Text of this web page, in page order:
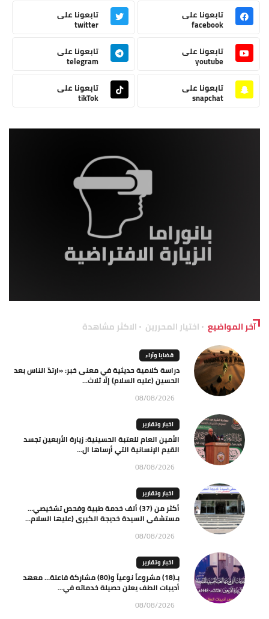
تابعونا على
facebook
تابعونا على
twitter
تابعونا على
youtube
تابعونا على
telegram
تابعونا على
snapchat
تابعونا على
tikTok
آخر المواضيع اختيار المحررين الاكثر مشاهدة
قضايا وآراء
دراسة كلامية حديثية في معنى خبر: «ارتدّ الناس بعد
الحسين (عليه السلام) إلّا ثلاث...
08/08/2026
اخبار وتقارير
الأمين العام للعتبة الحسينية: زيارة الأربعين تجسد
القيم الإنسانية التي أرساها ال...
08/08/2026
اخبار وتقارير
أكثر من (37) ألف خدمة طبية وفحص تشخيصي…
مستشفى السيدة خديجة الكبرى (عليها السلام...
08/08/2026
اخبار وتقارير
بـ(18) مشروعاً نوعياً و(80) مشاركة فاعلة… معهد
أديبات الطف يعلن حصيلة خدماته في...
08/08/2026